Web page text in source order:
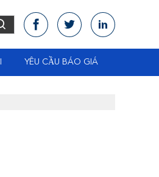
YÊU CẦU BÁO GIÁ